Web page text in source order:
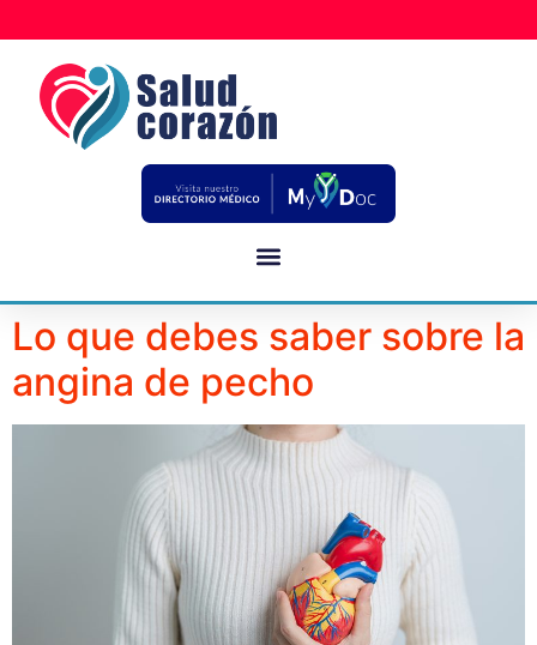
Lo que debes saber sobre la
angina de pecho